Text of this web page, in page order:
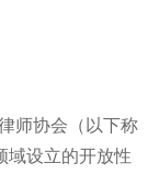
师协会（以下称
域设立的开放性